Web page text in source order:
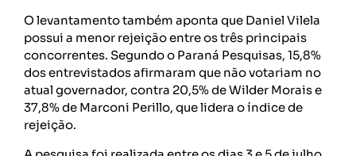
O levantamento também aponta que Daniel Vilela
possui a menor rejeição entre os três principais
concorrentes. Segundo o Paraná Pesquisas, 15,8%
dos entrevistados afirmaram que não votariam no
atual governador, contra 20,5% de Wilder Morais e
37,8% de Marconi Perillo, que lidera o índice de
rejeição.